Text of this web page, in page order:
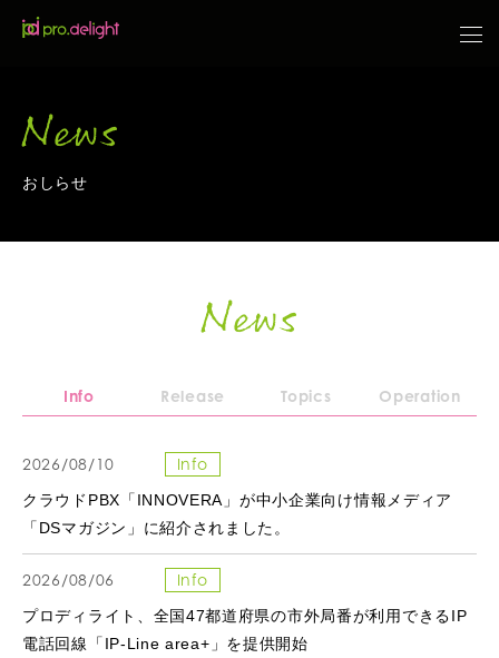
News
おしらせ
News
Info Release Topics Operation
2026/08/10 Info
クラウドPBX「INNOVERA」が中小企業向け情報メディア
「DSマガジン」に紹介されました。
2026/08/06 Info
プロディライト、全国47都道府県の市外局番が利用できるIP
電話回線「IP-Line area+」を提供開始